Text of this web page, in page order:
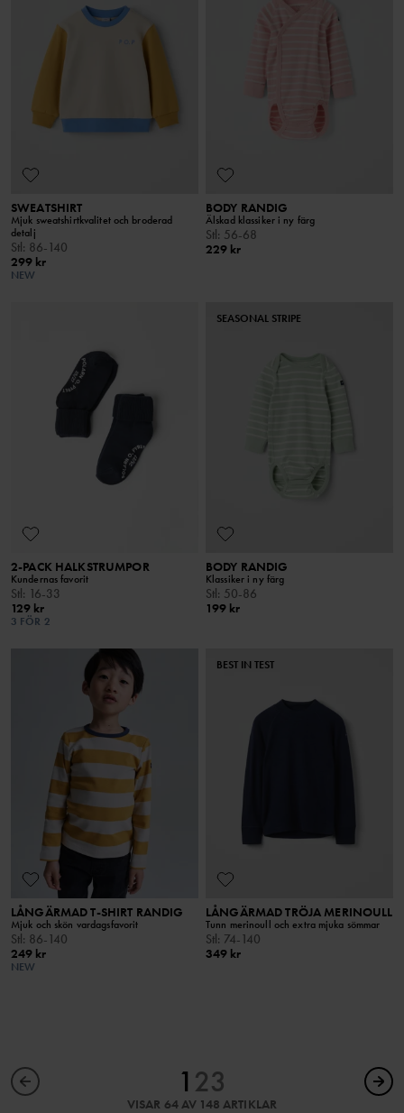
SWEATSHIRT
Mjuk sweatshirtkvalitet och broderad
detalj
Stl: 86-140
299 kr
NEW
BODY RANDIG
Älskad klassiker i ny färg
Stl: 56-68
229 kr
2-PACK HALKSTRUMPOR
Kundernas favorit
Stl: 16-33
129 kr
3 FÖR 2
SEASONAL STRIPE
BODY RANDIG
Klassiker i ny färg
Stl: 50-86
199 kr
LÅNGÄRMAD T-SHIRT RANDIG
Mjuk och skön vardagsfavorit
Stl: 86-140
249 kr
NEW
BEST IN TEST
LÅNGÄRMAD TRÖJA MERINOULL
Tunn merinoull och extra mjuka sömmar
Stl: 74-140
349 kr
1 23
VISAR 64 AV 148 ARTIKLAR